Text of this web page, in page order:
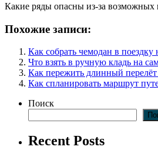
Какие ряды опасны из-за
Похожие записи:
Как собрать чемодан в
Что взять в ручную кладь на
Как пережить длинный
Как спланировать маршрут
Поиск
Recent Posts